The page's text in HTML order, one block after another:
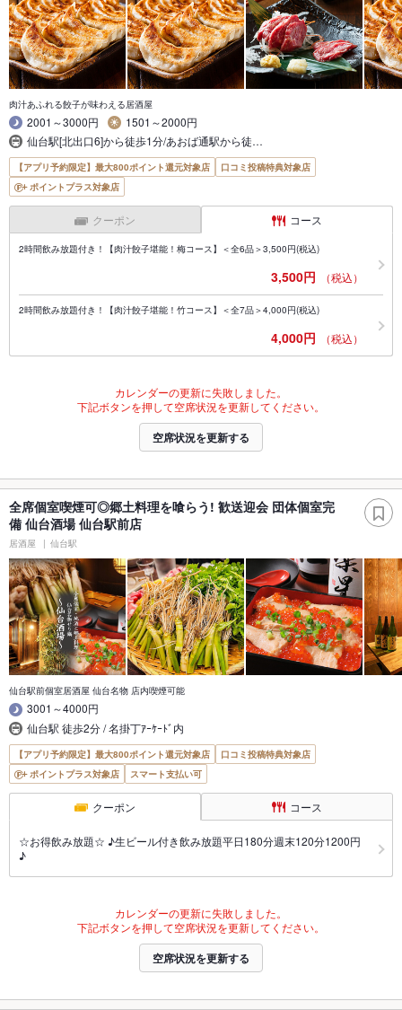
肉汁あふれる餃子が味わえる居酒屋
2001～3000円
1501～2000円
仙台駅[北出口6]から徒歩1分/あおば通駅から徒…
【アプリ予約限定】最大800ポイント還元対象店
口コミ投稿特典対象店
ポイントプラス対象店
クーポン コース
2時間飲み放題付き！【肉汁餃子堪能！梅コース】＜全6品＞3,500円(税込)
3,500円 （税込）
2時間飲み放題付き！【肉汁餃子堪能！竹コース】＜全7品＞4,000円(税込)
4,000円 （税込）
カレンダーの更新に失敗しました。
下記ボタンを押して空席状況を更新してください。
空席状況を更新する
全席個室喫煙可◎郷土料理を喰らう! 歓送迎会 団体個室完
備 仙台酒場 仙台駅前店
居酒屋 仙台駅
仙台駅前個室居酒屋 仙台名物 店内喫煙可能
3001～4000円
仙台駅 徒歩2分 / 名掛丁ｱｰｹｰﾄﾞ内
【アプリ予約限定】最大800ポイント還元対象店
口コミ投稿特典対象店
ポイントプラス対象店
スマート支払い可
クーポン コース
☆お得飲み放題☆ ♪生ビール付き飲み放題平日180分週末120分1200円
♪
カレンダーの更新に失敗しました。
下記ボタンを押して空席状況を更新してください。
空席状況を更新する